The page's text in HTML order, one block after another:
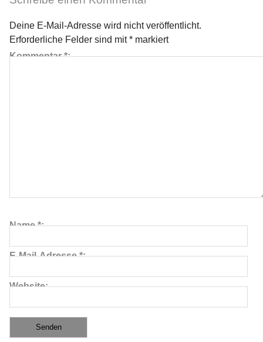
Deine E-Mail-Adresse wird nicht veröffentlicht.
Erforderliche Felder sind mit* markiert
Kommentar*
Name*
E-Mail-Adresse*
Website